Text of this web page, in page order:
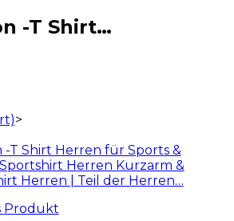
-T Shirt…
>
-T Shirt Herren für Sports &
Herren Kurzarm &
Herren | Teil der Herren…
Produkt